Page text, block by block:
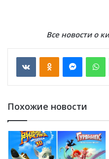
Все новости о
VKontakte
Похожие новости